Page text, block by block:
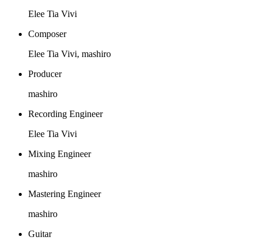
Elee Tia Vivi
Composer
Elee Tia Vivi, mashiro
Producer
mashiro
Recording Engineer
Elee Tia Vivi
Mixing Engineer
mashiro
Mastering Engineer
mashiro
Guitar